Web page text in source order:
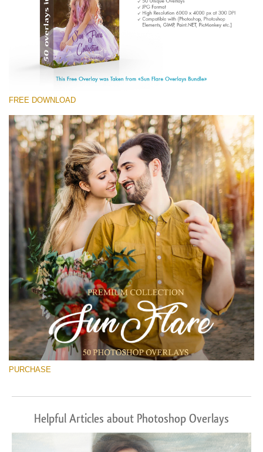
Large 6000*4000px
Free download
FREE DOWNLOAD
PURCHASE
Helpful Articles about Photoshop Overlays